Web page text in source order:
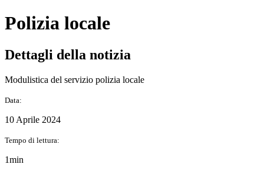
Polizia locale
Dettagli della notizia
Modulistica del servizio polizia locale
Data:
10 Aprile 2024
Tempo di lettura:
1min